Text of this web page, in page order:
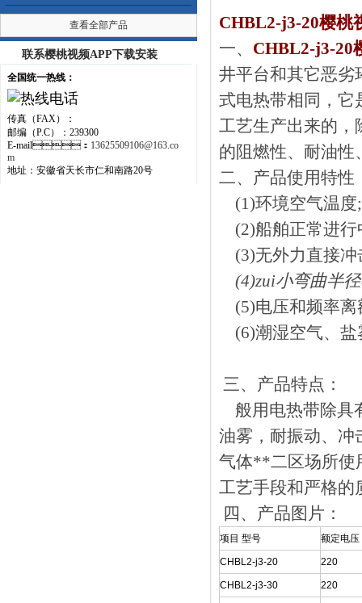
查看全部产品
联系樱桃视频APP下载安装
全国统一热线：
传真（FAX）：
邮编（P.C）：239300
E-mail： 13625509106@163.co
m
地址：安徽省天长市仁和南路20号
CHBL2-j3-20樱桃
一、 CHBL2-j3-20
井平台和其它恶劣
式电热带相同，
工艺生产出来的
的阻燃性、耐油性
二、 产品使用特性
(1)环境空气温度
(2)船舶正常进行中
(3)无外力直接冲击
(4)zui小弯曲半
(5)电压和频率离
(6)潮湿空气、盐
三、 产品特点：
般用电热带除具有
油雾，耐振动
气体**二区场所使
工艺手段和严格的
四、产品图片：
项目 型号 额定电压
CHBL2-j3-20 220
CHBL2-j3-30 220